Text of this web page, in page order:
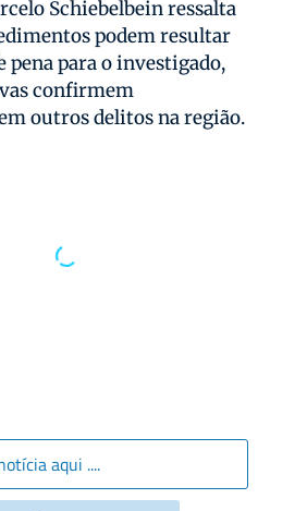
Schiebelbein ressalta
podem resultar
pena para o investigado,
confirmem
outros delitos na região.